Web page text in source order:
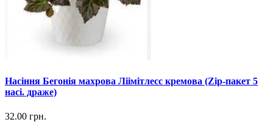
Насіння Бегонія махрова Ліімітлесс кремова (Zip-пакет 5
насі. драже)
32.00 грн.